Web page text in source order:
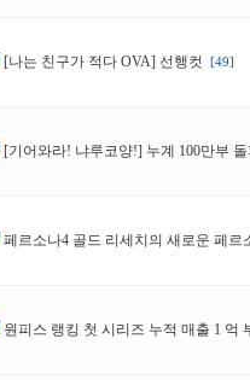
[나는 친구가 적다 OVA] 선행컷 [49]
[기어와라! 냐루코양!] 누계 100만부
페르소나4 골드 리세치의 새로운 페르
원피스 랭킹 첫 시리즈 누적 매출 1 억